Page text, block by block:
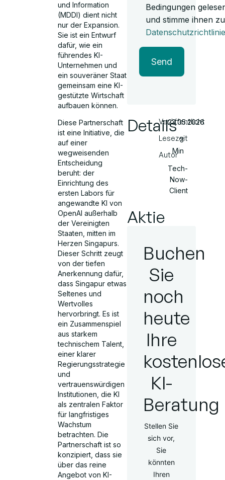
und Information
(MDDI) dient nicht
nur der Expansion.
Sie ist ein Entwurf
dafür, wie ein
führendes KI-
Unternehmen und
ein souveräner Staat
gemeinsam eine KI-
gestützte Wirtschaft
aufbauen können.
Diese Partnerschaft
ist eine Initiative, die
auf einer
wegweisenden
Entscheidung
beruht: der
Einrichtung des
ersten Labors für
angewandte KI von
OpenAI außerhalb
der Vereinigten
Staaten, mitten im
Herzen Singapurs.
Dieser Schritt zeugt
von der tiefen
Anerkennung dafür,
dass Singapur etwas
Seltenes und
Wertvolles
hervorbringt. Es ist
ein Zusammenspiel
aus starkem
technischem Talent,
einer klarer
Regierungsstrategie
und
vertrauenswürdigen
Institutionen, die KI
als zentralen Faktor
für langfristiges
Wachstum
betrachten. Die
Partnerschaft ist so
konzipiert, dass sie
über das reine
Angebot von KI-
Bedingungen
und stimme ihnen
Datenschutzrichtlinie
Send
DetailsVeröffentlicht
Lesezeit
Autor
23.05.2026
3
Min
Tech-
Now-
Client
Aktie
Buchen
Sie
noch
heute
Ihre
KI-
Beratung
Stellen Sie
sich vor,
Sie
könnten
Ihren